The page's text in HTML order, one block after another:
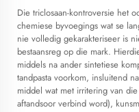
Die triclosaan-kontroversie het
chemiese byvoegings wat se
nie volledig gekarakteriseer is
bestaansreg op die mark.
middels na ander sintetiese
tandpasta voorkom, insluitend
middel wat met irritering van
aftandsoor verbind word),